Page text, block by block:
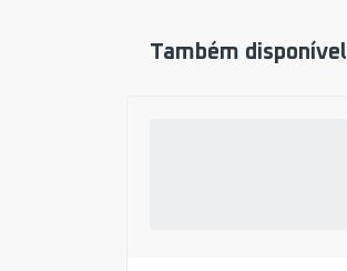
Também disponível